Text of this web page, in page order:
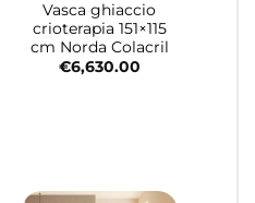
Vasca ghiaccio
crioterapia 151×115
cm Norda Colacril
€6,630.00